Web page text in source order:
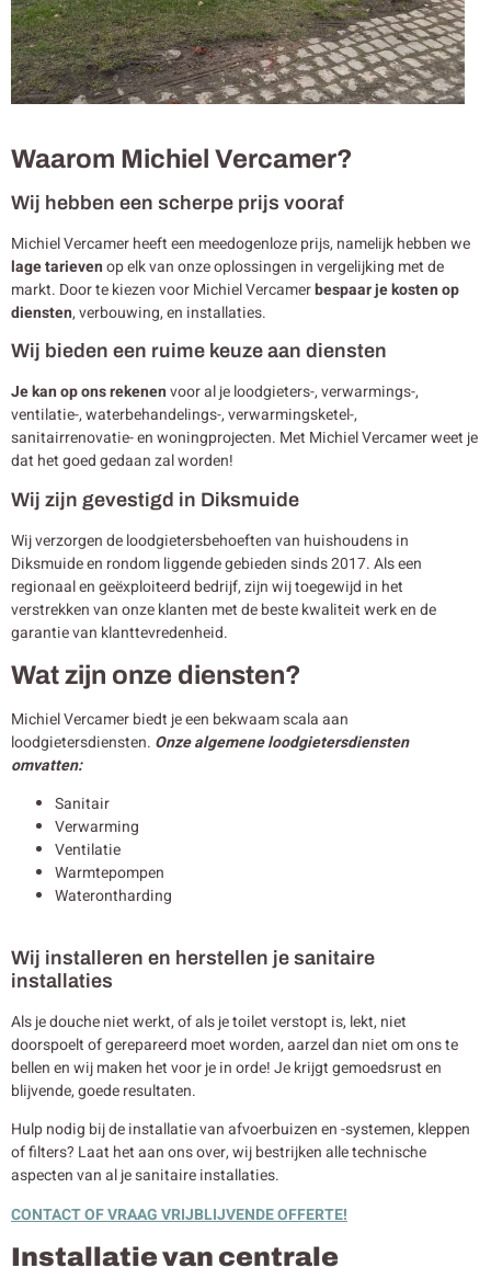
Waarom Michiel Vercamer?
Wij hebben een scherpe prijs vooraf
Michiel Vercamer heeft een meedogenloze prijs, namelijk hebben we
lage tarievenop elk van onze oplossingen in vergelijking met de
markt. Door te kiezen voor Michiel Vercamerbespaar je kosten op
diensten, verbouwing, en installaties.
Wij bieden een ruime keuze aan diensten
Je kan op ons rekenenvoor al je loodgieters-, verwarmings-,
ventilatie-, waterbehandelings-, verwarmingsketel-,
sanitairrenovatie- en woningprojecten. Met Michiel Vercamer weet je
dat het goed gedaan zal worden!
Wij zijn gevestigd in Diksmuide
Wij verzorgen de loodgietersbehoeften van huishoudens in
Diksmuide en rondom liggende gebieden sinds 2017. Als een
regionaal en geëxploiteerd bedrijf, zijn wij toegewijd in het
verstrekken van onze klanten met de beste kwaliteit werk en de
garantie van klanttevredenheid.
Wat zijn onze diensten?
Michiel Vercamer biedt je een bekwaam scala aan
loodgietersdiensten. Onze algemene loodgietersdiensten
omvatten:
Sanitair
Verwarming
Ventilatie
Warmtepompen
Waterontharding
Wij installeren en herstellen je sanitaire
installaties
Als je douche niet werkt, of als je toilet verstopt is, lekt, niet
doorspoelt of gerepareerd moet worden, aarzel dan niet om ons te
bellen en wij maken het voor je in orde! Je krijgt gemoedsrust en
blijvende, goede resultaten.
Hulp nodig bij de installatie van afvoerbuizen en -systemen, kleppen
of filters? Laat het aan ons over, wij bestrijken alle technische
aspecten van al je sanitaire installaties.
CONTACT OF VRAAG VRIJBLIJVENDE OFFERTE!
Installatie van centrale